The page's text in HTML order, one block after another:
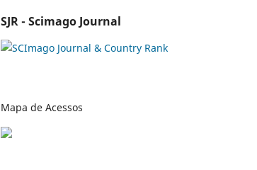
SJR - Scimago Journal
Mapa de Acessos